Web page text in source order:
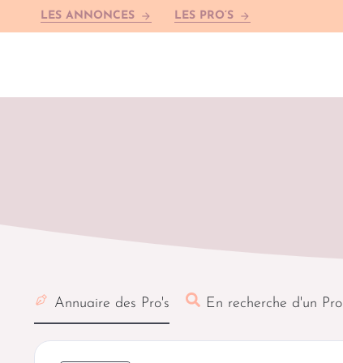
LES ANNONCES arrow_forward LES PRO’S arrow_forward
Annuaire des Pro's En recherche d'un Pro